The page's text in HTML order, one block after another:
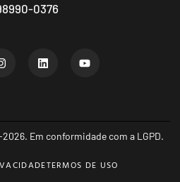
0376
Em conformidade com a LGPD.
TERMOS DE USO